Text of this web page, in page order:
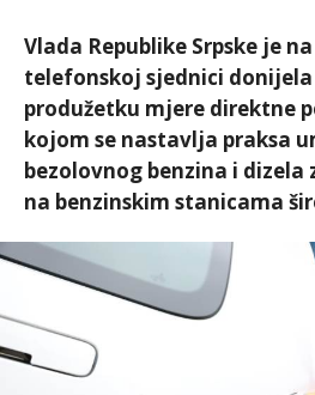
Vlada Republike Srpske je
telefonskoj sjednici
produžetku mjere direktne
kojom se nastavlja praksa
bezolovnog benzina i dizela
na benzinskim stanicama